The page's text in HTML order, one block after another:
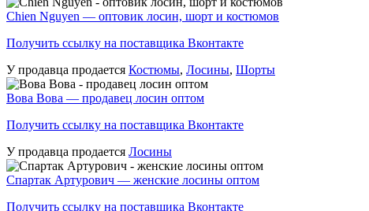
Chien Nguyen — оптовик лосин, шорт и костюмов
Получить ссылку на поставщика Вконтакте
У продавца продается Костюмы, Лосины, Шорты
Вова Вова — продавец лосин оптом
Получить ссылку на поставщика Вконтакте
У продавца продается Лосины
Спартак Артурович — женские лосины оптом
Получить ссылку на поставщика Вконтакте